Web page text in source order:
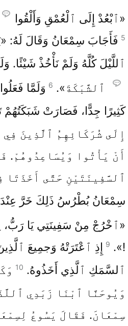
«ٱبْعُدْ إِلَى ٱلْعُمْقِ وَأَلْقُوا
5 فَأَجَابَ سِمْعَانُ وَقَالَ لَهُ:
ٱللَّيْلَ كُلَّهُ وَلَمْ نَأْخُذْ شَيْئًا.
ٱلشَّبَكَةَ». 6 وَلَمَّا
كَثِيرًا جِدًّا، فَصَارَتْ شَبَكَتُهُمْ
إِلَى شُرَكَائِهِمُ ٱلَّذِينَ
أَنْ يَأْتُوا وَيُسَاعِدُوهُمْ.
ٱلسَّفِينَتَيْنِ حَتَّى أَخَذَتَا
سِمْعَانُ بُطْرُسُ ذَلِكَ خَرَّ عِنْدَ
«ٱخْرُجْ مِنْ سَفِينَتِي يَا
!».
9 إِذِ ٱعْتَرَتْهُ وَجمِيعَ
ٱلسَّمَكِ ٱلَّذِي أَخَذُوهُ. 10
وَيُوحَنَّا ٱبْنَا زَبَدِي
سِمْعَانَ. فَقَالَ يَسُوعُ